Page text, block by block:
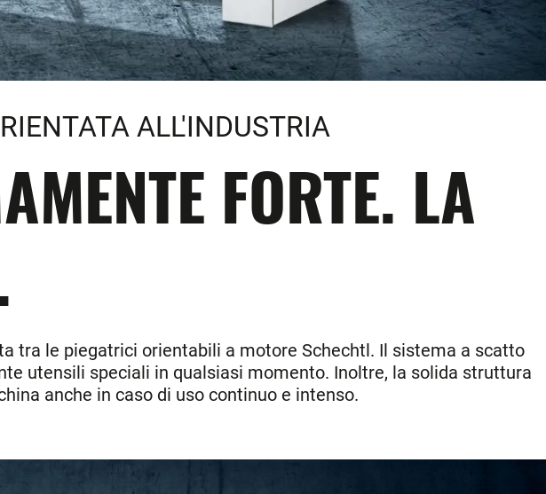
ALL'INDUSTRIA
FORTE. LA
tra le piegatrici orientabili a motore Schechtl. Il sistema a scatto
utensili speciali in qualsiasi momento. Inoltre, la solida struttura
anche in caso di uso continuo e intenso.